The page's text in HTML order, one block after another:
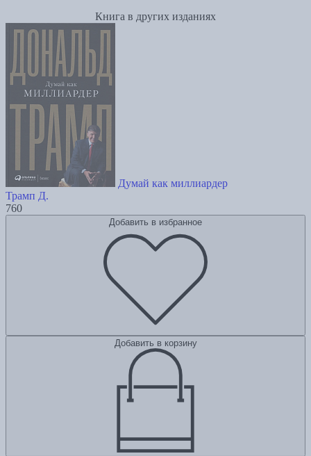
Книга в других изданиях
Думай как миллиардер
Трамп Д.
760
Добавить в избранное
Добавить в корзину